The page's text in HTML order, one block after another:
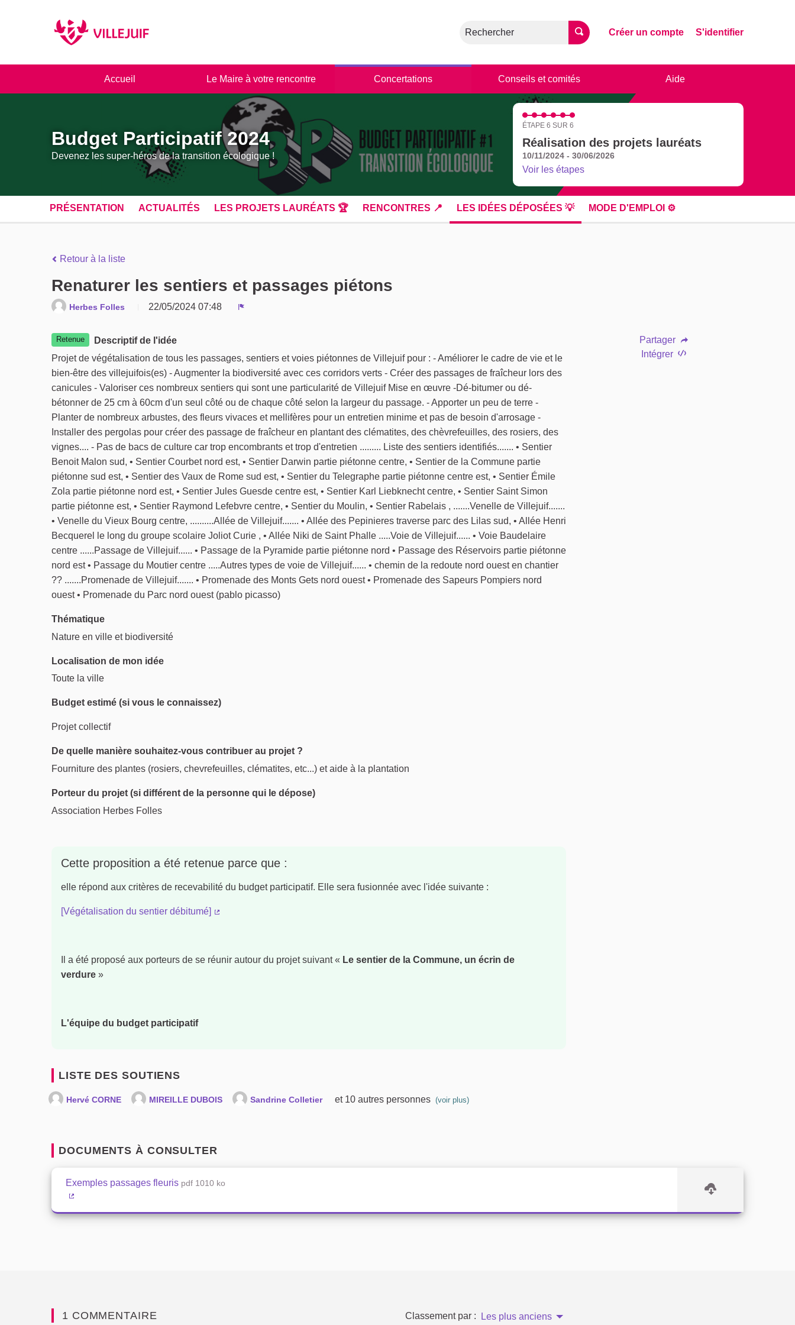
Rechercher Créer un compte S'identifier
Accueil Le Maire à votre rencontre Concertations Conseils et comités Aide
Budget Participatif 2024
Devenez les super-héros de la transition écologique !
ÉTAPE 6 SUR 6
Réalisation des projets lauréats
10/11/2024 - 30/06/2026
Voir les étapes
PRÉSENTATION ACTUALITÉS LES PROJETS LAURÉATS 🏆 RENCONTRES 📍 LES IDÉES DÉPOSÉES 💡 MODE D'EMPLOI ⚙️
Retour à la liste
Renaturer les sentiers et passages piétons
Herbes Folles
22/05/2024 07:48
Retenue
Descriptif de l'idée
Projet de végétalisation de tous les passages, sentiers et voies piétonnes de Villejuif pour : - Améliorer le cadre de vie et le
bien-être des villejuifois(es) - Augmenter la biodiversité avec ces corridors verts - Créer des passages de fraîcheur lors des
canicules - Valoriser ces nombreux sentiers qui sont une particularité de Villejuif Mise en œuvre -Dé-bitumer ou dé-
bétonner de 25 cm à 60cm d'un seul côté ou de chaque côté selon la largeur du passage. - Apporter un peu de terre -
Planter de nombreux arbustes, des fleurs vivaces et mellifères pour un entretien minime et pas de besoin d'arrosage -
Installer des pergolas pour créer des passage de fraîcheur en plantant des clématites, des chèvrefeuilles, des rosiers, des
vignes.... - Pas de bacs de culture car trop encombrants et trop d'entretien ......... Liste des sentiers identifiés....... • Sentier
Benoit Malon sud, • Sentier Courbet nord est, • Sentier Darwin partie piétonne centre, • Sentier de la Commune partie
piétonne sud est, • Sentier des Vaux de Rome sud est, • Sentier du Telegraphe partie piétonne centre est, • Sentier Émile
Zola partie piétonne nord est, • Sentier Jules Guesde centre est, • Sentier Karl Liebknecht centre, • Sentier Saint Simon
partie piétonne est, • Sentier Raymond Lefebvre centre, • Sentier du Moulin, • Sentier Rabelais , .......Venelle de Villejuif.......
• Venelle du Vieux Bourg centre, ..........Allée de Villejuif....... • Allée des Pepinieres traverse parc des Lilas sud, • Allée Henri
Becquerel le long du groupe scolaire Joliot Curie , • Allée Niki de Saint Phalle .....Voie de Villejuif...... • Voie Baudelaire
centre ......Passage de Villejuif...... • Passage de la Pyramide partie piétonne nord • Passage des Réservoirs partie piétonne
nord est • Passage du Moutier centre .....Autres types de voie de Villejuif...... • chemin de la redoute nord ouest en chantier
?? .......Promenade de Villejuif....... • Promenade des Monts Gets nord ouest • Promenade des Sapeurs Pompiers nord
ouest • Promenade du Parc nord ouest (pablo picasso)
Thématique
Nature en ville et biodiversité
Localisation de mon idée
Toute la ville
Budget estimé (si vous le connaissez)
Projet collectif
De quelle manière souhaitez-vous contribuer au projet ?
Fourniture des plantes (rosiers, chevrefeuilles, clématites, etc...) et aide à la plantation
Porteur du projet (si différent de la personne qui le dépose)
Association Herbes Folles
Cette proposition a été retenue parce que :
elle répond aux critères de recevabilité du budget participatif. Elle sera fusionnée avec l'idée suivante :
[Végétalisation du sentier débitumé]
Il a été proposé aux porteurs de se réunir autour du projet suivant « Le sentier de la Commune, un écrin de
verdure »
L'équipe du budget participatif
LISTE DES SOUTIENS
Hervé CORNE MIREILLE DUBOIS Sandrine Colletier et 10 autres personnes (voir plus)
Partager
Intégrer
DOCUMENTS À CONSULTER
Exemples passages fleuris pdf 1010 ko
1 COMMENTAIRE Classement par : Les plus anciens